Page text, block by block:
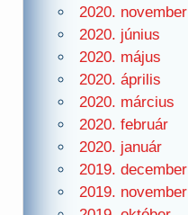
2020. november
2020. június
2020. május
2020. április
2020. március
2020. február
2020. január
2019. december
2019. november